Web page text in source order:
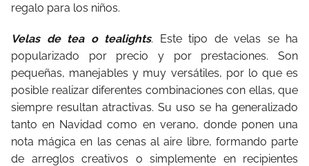
regalo para los niños.
Velas de tea o tealights. Este tipo de velas se ha
popularizado por precio y por prestaciones. Son
pequeñas, manejables y muy versátiles, por lo que es
posible realizar diferentes combinaciones con ellas, que
siempre resultan atractivas. Su uso se ha generalizado
tanto en Navidad como en verano, donde ponen una
nota mágica en las cenas al aire libre, formando parte
de arreglos creativos o simplemente en recipientes